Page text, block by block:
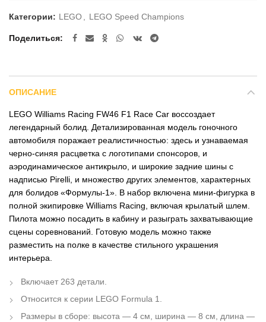
Категории: LEGO, LEGO Speed Champions
Поделиться
ОПИСАНИЕ
LEGO Williams Racing FW46 F1 Race Car воссоздает
легендарный болид. Детализированная модель гоночного
автомобиля поражает реалистичностью: здесь и узнаваемая
черно-синяя расцветка с логотипами спонсоров, и
аэродинамическое антикрыло, и широкие задние шины с
надписью Pirelli, и множество других элементов, характерных
для болидов «Формулы-1». В набор включена мини-фигурка в
полной экипировке Williams Racing, включая крылатый шлем.
Пилота можно посадить в кабину и разыграть захватывающие
сцены соревнований. Готовую модель можно также
разместить на полке в качестве стильного украшения
интерьера.
Включает 263 детали.
Относится к серии LEGO Formula 1.
Размеры в сборе: высота — 4 см, ширина — 8 см, длина —